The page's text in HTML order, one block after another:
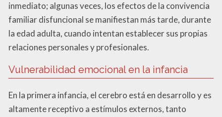
inmediato; algunas veces, los efectos de la convivencia
familiar disfuncional se manifiestan más tarde, durante
la edad adulta, cuando intentan establecer sus propias
relaciones personales y profesionales.
Vulnerabilidad emocional en la infancia
En la primera infancia, el cerebro está en desarrollo y es
altamente receptivo a estímulos externos, tanto